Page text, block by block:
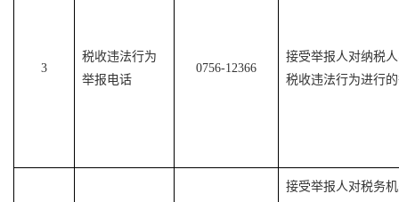
3
税收违法行为
举报电话
0756-12366
接受举报人对纳税
税收违法行为进行
接受举报人对税务